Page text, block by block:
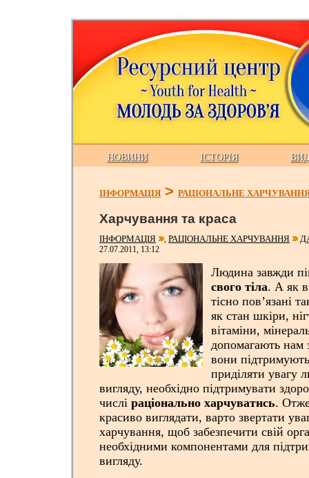
НОВИНИ ІСТОРІЯ
ІНФОРМАЦІЯ > РАЦІОНАЛЬНЕ
Харчування та краса
ІНФОРМАЦІЯ , РАЦІОНАЛЬНЕ ХАРЧУВАННЯ
27.07.2011, 13:12
Людина завжди
свого тіла. А як
тісно пов’язані
як стан шкіри,
вітаміни,
допомагають нам
вони
приділяти увагу
вигляду, необхідно підтримувати
числі раціонально харчуватись.
красиво виглядати, варто звертати
харчування, щоб забезпечити свій
необхідними компонентами для
вигляду.